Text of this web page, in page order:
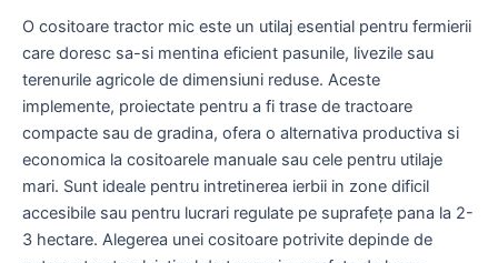
O cositoare tractor mic este un utilaj esential pentru fermierii
care doresc sa-si mentina eficient pasunile, livezile sau
terenurile agricole de dimensiuni reduse. Aceste
implemente, proiectate pentru a fi trase de tractoare
compacte sau de gradina, ofera o alternativa productiva si
economica la cositoarele manuale sau cele pentru utilaje
mari. Sunt ideale pentru intretinerea ierbii in zone dificil
accesibile sau pentru lucrari regulate pe suprafețe pana la 2-
3 hectare. Alegerea unei cositoare potrivite depinde de